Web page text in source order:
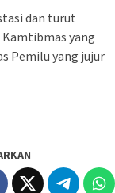
dan turut
Kamtibmas yang
Pemilu yang jujur